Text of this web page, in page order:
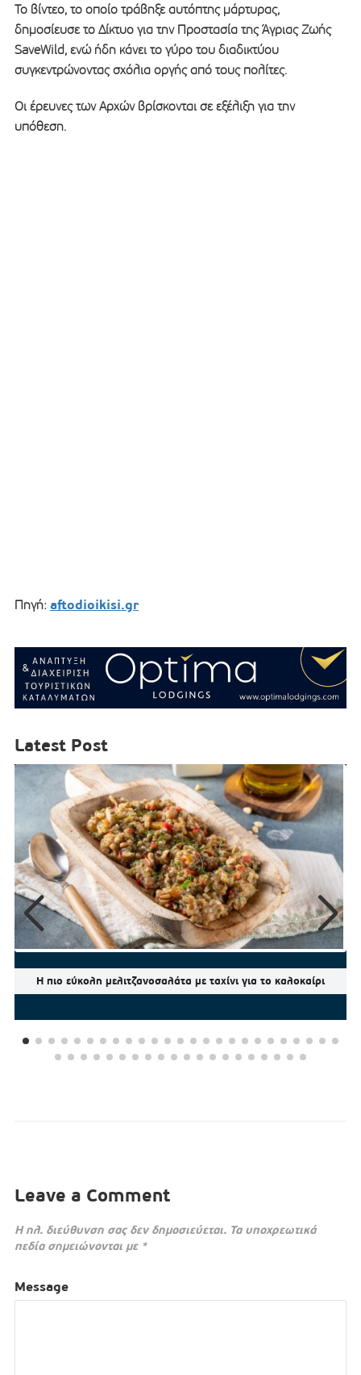
Το βίντεο, το οποίο τράβηξε αυτόπτης μάρτυρας,
δημοσίευσε το Δίκτυο για την Προστασία της Άγριας Ζωής
SaveWild, ενώ ήδη κάνει το γύρο του διαδικτύου
συγκεντρώνοντας σχόλια οργής από τους πολίτες.
Οι έρευνες των Αρχών βρίσκονται σε εξέλιξη για την
υπόθεση.
Πηγή: aftodioikisi.gr
Latest Post
Η πιο εύκολη μελιτζανοσαλάτα με ταχίνι για το καλοκαίρι
Leave a Comment
Η ηλ. διεύθυνση σας δεν δημοσιεύεται. Τα υποχρεωτικά
πεδία σημειώνονται με *
Message